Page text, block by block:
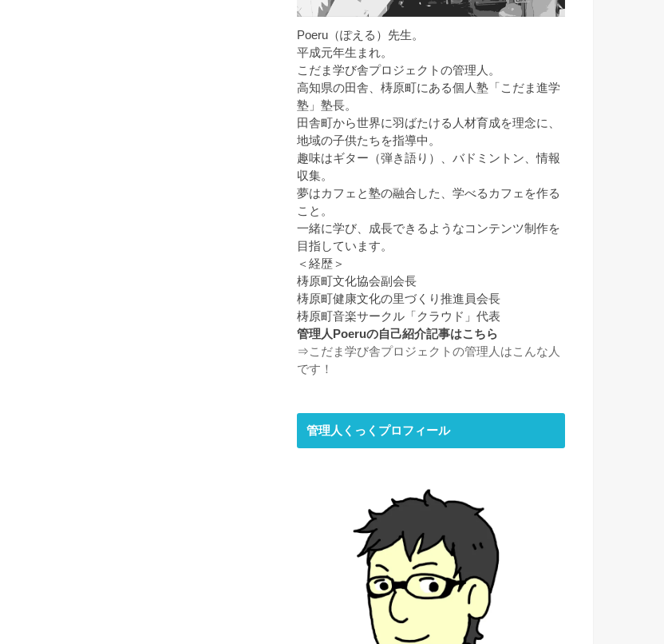
Poeru（ぽえる）先生。
平成元年生まれ。
こだま学び舎プロジェクトの管理人。
高知県の田舎、梼原町にある個人塾「こだま進学
塾」塾長。
田舎町から世界に羽ばたける人材育成を理念に、
地域の子供たちを指導中。
趣味はギター（弾き語り）、バドミントン、情報
収集。
夢はカフェと塾の融合した、学べるカフェを作る
こと。
一緒に学び、成長できるようなコンテンツ制作を
目指しています。
＜経歴＞
梼原町文化協会副会長
梼原町健康文化の里づくり推進員会長
梼原町音楽サークル「クラウド」代表
管理人Poeruの自己紹介記事はこちら
⇒こだま学び舎プロジェクトの管理人はこんな人
です！
管理人くっくプロフィール